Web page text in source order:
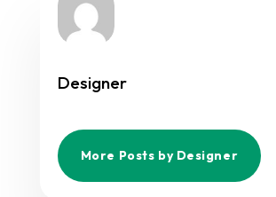
Designer
More Posts by Designer